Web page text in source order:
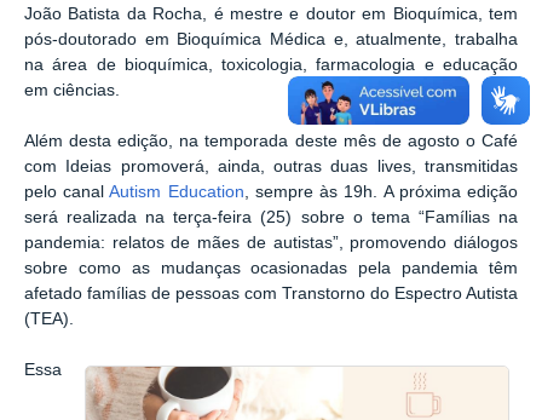
João Batista da Rocha, é mestre e doutor em Bioquímica, tem
pós-doutorado em Bioquímica Médica e, atualmente, trabalha
na área de bioquímica, toxicologia, farmacologia e educação
em ciências.
Além desta edição, na temporada deste mês de agosto o Café
com Ideias promoverá, ainda, outras duas lives, transmitidas
pelo canalAutism Education, sempre às 19h. A próxima edição
será realizada na terça-feira (25) sobre o tema “Famílias na
pandemia: relatos de mães de autistas”, promovendo diálogos
sobre como as mudanças ocasionadas pela pandemia têm
afetado famílias de pessoas com Transtorno do Espectro Autista
(TEA).
Essa